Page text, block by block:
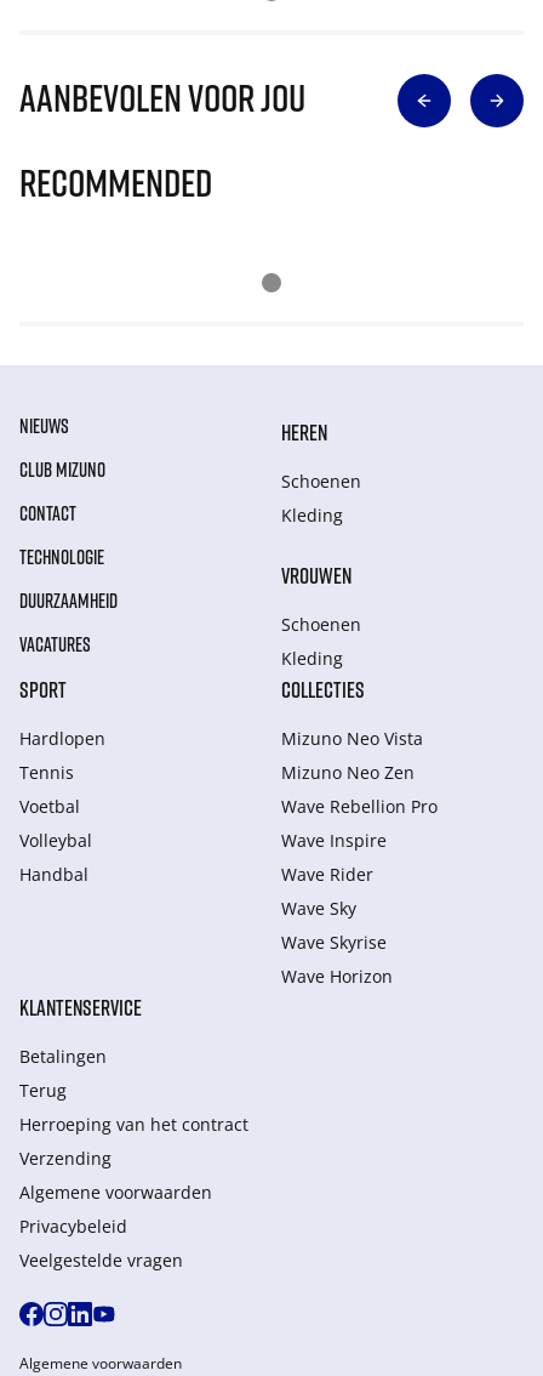
Aanbevolen voor jou
Recommended
NIEUWS
CLUB MIZUNO
CONTACT
TECHNOLOGIE
DUURZAAMHEID
VACATURES
HEREN
Schoenen
Kleding
VROUWEN
Schoenen
Kleding
SPORT
Hardlopen
Tennis
Voetbal
Volleybal
Handbal
COLLECTIES
Mizuno Neo Vista
Mizuno Neo Zen
Wave Rebellion Pro
Wave Inspire
Wave Rider
Wave Sky
Wave Skyrise
Wave Horizon
KLANTENSERVICE
Betalingen
Terug
Herroeping van het contract
Verzending
Algemene voorwaarden
Privacybeleid
Veelgestelde vragen
Algemene voorwaarden